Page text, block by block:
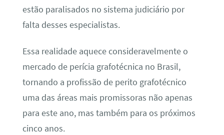
estão paralisados no sistema judiciário por
falta desses especialistas.
Essa realidade aquece consideravelmente o
mercado de perícia grafotécnica no Brasil,
tornando a profissão de perito grafotécnico
uma das áreas mais promissoras não apenas
para este ano, mas também para os próximos
cinco anos.